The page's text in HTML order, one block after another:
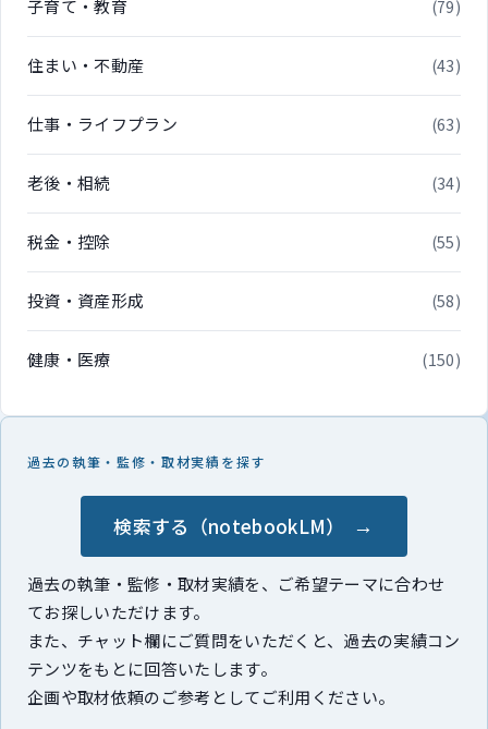
子育て・教育 (79)
住まい・不動産 (43)
仕事・ライフプラン (63)
老後・相続 (34)
税金・控除 (55)
投資・資産形成 (58)
健康・医療 (150)
過去の執筆・監修・取材実績を探す
検索する（notebookLM）
過去の執筆・監修・取材実績を、ご希望テーマに合わせ
てお探しいただけます。
また、チャット欄にご質問をいただくと、過去の実績コン
テンツをもとに回答いたします。
企画や取材依頼のご参考としてご利用ください。